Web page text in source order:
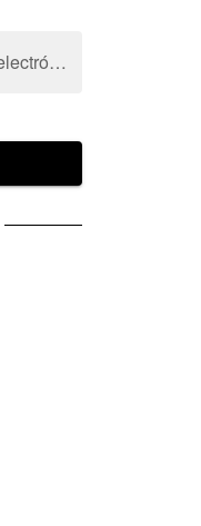
Dirección de correo electrónico